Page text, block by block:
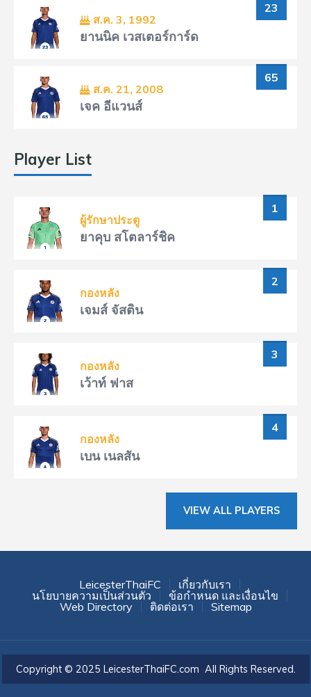
23
ส.ค. 3, 1992
ยานนิค เวสเตอร์การ์ด
65
ส.ค. 21, 2008
เจค อีแวนส์
Player List
1
ผู้รักษาประตู
ยาคุบ สโตลาร์ชิค
2
กองหลัง
เจมส์ จัสติน
3
กองหลัง
เว้าท์ ฟาส
4
กองหลัง
เบน เนลสัน
VIEW ALL PLAYERS
LeicesterThaiFC
เกี่ยวกับเรา
นโยบายความเป็นส่วนตัว
ข้อกำหนด และเงื่อนไข
Web Directory
ติดต่อเรา Sitemap
Copyright © 2025 LeicesterThaiFC.com All Rights Reserved.